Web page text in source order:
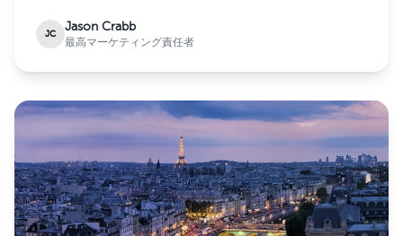
JC
Jason Crabb
最高マーケティング責任者